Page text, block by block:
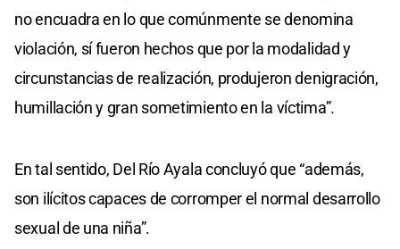
no encuadra en lo que comúnmente se denomina
violación, sí fueron hechos que por la modalidad y
circunstancias de realización, produjeron denigración,
humillación y gran sometimiento en la víctima”.
En tal sentido, Del Río Ayala concluyó que “además,
son ilícitos capaces de corromper el normal desarrollo
sexual de una niña”.